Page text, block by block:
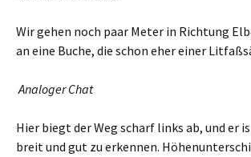
Wir gehen noch paar Meter in Richtung
an eine Buche, die schon eher einer
Analoger Chat
Hier biegt der Weg scharf links ab, und er
breit und gut zu erkennen.